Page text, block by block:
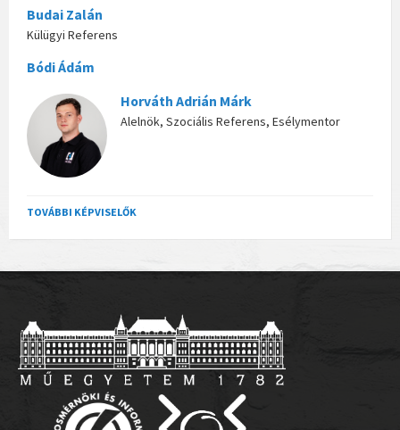
Budai Zalán
Külügyi Referens
Bódi Ádám
Horváth Adrián Márk
Alelnök, Szociális Referens, Esélymentor
TOVÁBBI KÉPVISELŐK